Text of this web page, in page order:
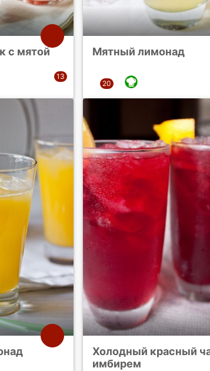
с мятой Мятный лимонад
Холодный красный
имбирем